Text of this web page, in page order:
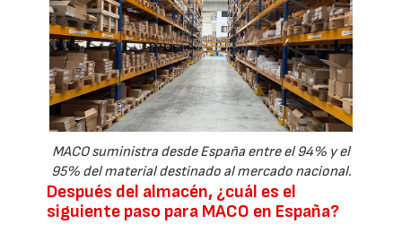
MACO suministra desde España entre el 94% y el
95% del material destinado al mercado nacional.
Después del almacén, ¿cuál es el
siguiente paso para MACO en España?